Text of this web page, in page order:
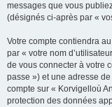
messages que vous
(désignés ci-après par «
Votre compte contiendra
par « votre nom
de vous connecter à votre
passe ») et une adresse
compte sur « Korvigelloù
protection des données